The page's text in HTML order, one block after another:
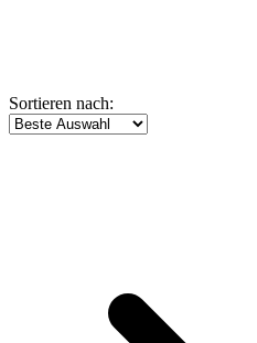
Sortieren nach: